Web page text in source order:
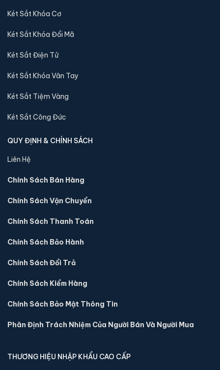
nhập khẩu 88 sẽ báo lại và chuyển kho còn sản phẩm
tới quý khách
Sản phẩm cùng dòng Két sắt Việt Tiệp
Luxury
Khám phá thêm các mẫu thuộc dòng
khi đặt hàng.
Két sắt việt tiệp BO50FE Luxury màu xanh
📐 Kích thước: 50 x 38 x 40 cm
🔒 Khoá:Khóa vân tay điện tử
🛡️ Bảo hành:
36 tháng
Xem chi tiết →
Két Sắt Khóa Cơ
Két Sắt Khóa Đổi Mã
Két Sắt Điện Tử
Két Sắt Khóa Vân Tay
Két Sắt Tiệm Vàng
Két Sắt Công Đức
QUY ĐỊNH & CHÍNH SÁCH
Liên Hệ
Chính Sách Bán Hàng
Chính Sách Vận Chuyển
Chính Sách Thanh Toán
Chính Sách Bảo Hành
Chính Sách Đổi Trả
Chính Sách Kiểm Hàng
Chính Sách Bảo Mật Thông Tin
Phân Định Trách Nhiệm Của Người Bán Và Người Mua
THƯƠNG HIỆU NHẬP KHẨU CAO CẤP